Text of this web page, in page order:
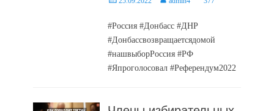
#Россия #Донбасс #ДНР
#Донбассвозвращаетсядомой
#нашвыборРоссия #РФ
#Япроголосовал #Референдум2022